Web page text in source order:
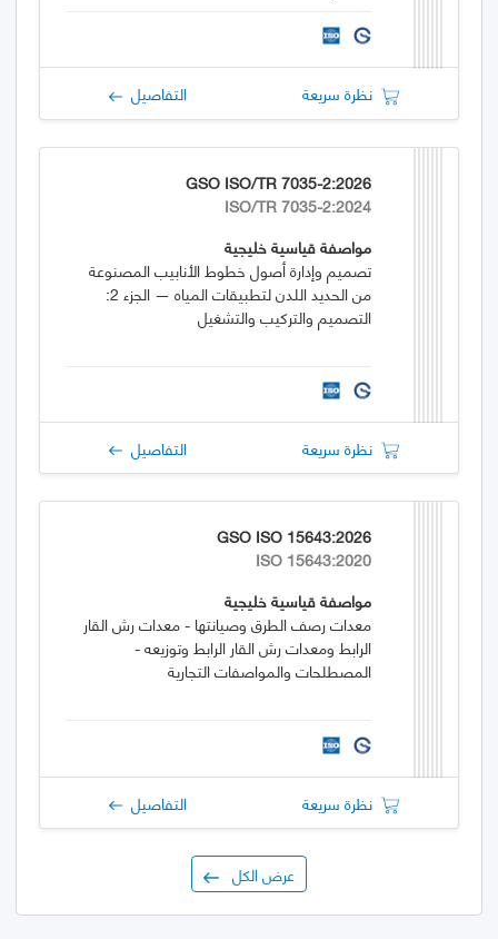
نظرة سريعة التفاصيل
GSO ISO/TR 7035-2:2026
ISO/TR 7035-2:2024
مواصفة قياسية خليجية
تصميم وإدارة أصول خطوط الأنابيب المصنوعة
من الحديد اللدن لتطبيقات المياه — الجزء 2:
التصميم والتركيب والتشغيل
نظرة سريعة التفاصيل
GSO ISO 15643:2026
ISO 15643:2020
مواصفة قياسية خليجية
معدات رصف الطرق وصيانتها - معدات رش القار
الرابط ومعدات رش القار الرابط وتوزيعه -
المصطلحات والمواصفات التجارية
نظرة سريعة التفاصيل
عرض الكل